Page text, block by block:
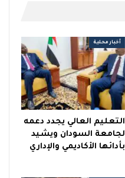
أخبار محلية
التعليم العالي يجدد دعمه
لجامعة السودان ويشيد
بأدائها الأكاديمي والإداري